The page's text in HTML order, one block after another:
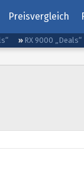
Preisvergleich
RX 9000 „Deals“